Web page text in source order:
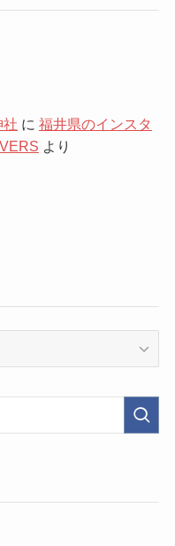
社 に 福井県のインスタ
より